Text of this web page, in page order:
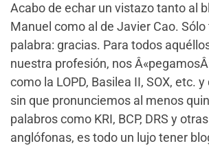
Acabo de echar un vistazo tanto al
Manuel como al de Javier Cao.
palabra: gracias. Para todos
nuestra profesión, nos
como la LOPD, Basilea II, SOX, etc.
sin que pronunciemos al menos
palabros como KRI, BCP, DRS y
anglófonas, es todo un lujo tener